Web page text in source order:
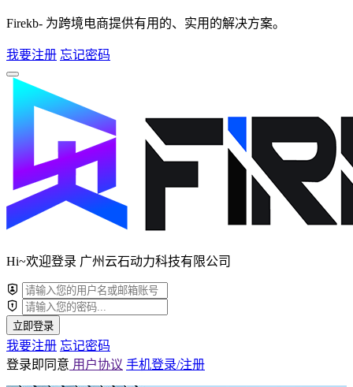
Firekb- 为跨境电商提供有用的、实用的解决方案。
我要注册 忘记密码
Hi~欢迎登录 广州云石动力科技有限公司
立即登录
我要注册 忘记密码
登录即同意 用户协议 手机登录/注册